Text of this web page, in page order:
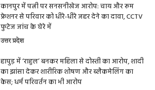
कानपुर में पत्नी पर सनसनीखेज आरोप: चाय और रूम
फ्रेशनर से परिवार को धीरे-धीरे जहर देने का दावा, CCTV
फुटेज जांच के घेरे में
उत्तर प्रदेश
हापुड़ में ‘राहुल’ बनकर महिला से दोस्ती का आरोप, शादी
का झांसा देकर शारीरिक शोषण और ब्लैकमेलिंग का
केस; धर्म परिवर्तन का भी आरोप